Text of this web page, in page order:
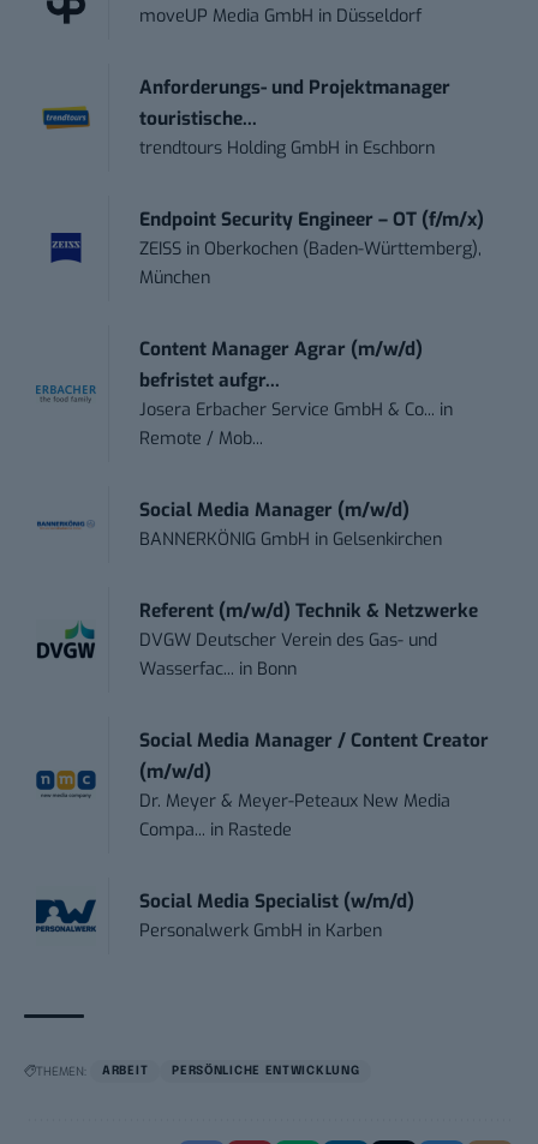
moveUP Media GmbH in Düsseldorf
Anforderungs- und Projektmanager
touristische...
trendtours Holding GmbH in Eschborn
Endpoint Security Engineer – OT (f/m/x)
ZEISS in Oberkochen (Baden-Württemberg),
München
Content Manager Agrar (m/w/d)
befristet aufgr...
Josera Erbacher Service GmbH & Co... in
Remote / Mob...
Social Media Manager (m/w/d)
BANNERKÖNIG GmbH in Gelsenkirchen
Referent (m/w/d) Technik & Netzwerke
DVGW Deutscher Verein des Gas- und
Wasserfac... in Bonn
Social Media Manager / Content Creator
(m/w/d)
Dr. Meyer & Meyer-Peteaux New Media
Compa... in Rastede
Social Media Specialist (w/m/d)
Personalwerk GmbH in Karben
THEMEN: ARBEIT PERSÖNLICHE ENTWICKLUNG